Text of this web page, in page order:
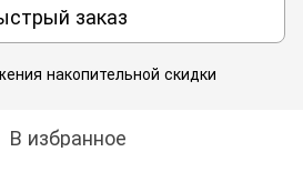
заказ
накопительной скидки
В избранное